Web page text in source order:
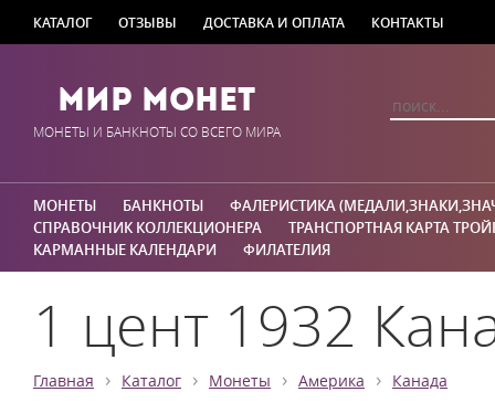
КАТАЛОГ ОТЗЫВЫ ДОСТАВКА И ОПЛАТА КОНТАКТЫ
Мир Монет
МОНЕТЫ И БАНКНОТЫ СО ВСЕГО МИРА
МОНЕТЫ БАНКНОТЫ
ФАЛЕРИСТИКА
СПРАВОЧНИК КОЛЛЕКЦИОНЕРА
ТРАНСПОРТНАЯ КАРТА
КАРМАННЫЕ КАЛЕНДАРИ
ФИЛАТЕЛИЯ
1 цент 1932
Главная › Каталог › Монеты › Америка › Канада